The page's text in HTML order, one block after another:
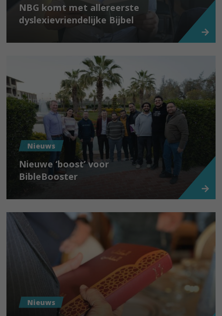
NBG komt met allereerste
dyslexievriendelijke Bijbel
Nieuws
Nieuwe ‘boost’ voor
BibleBooster
Nieuws